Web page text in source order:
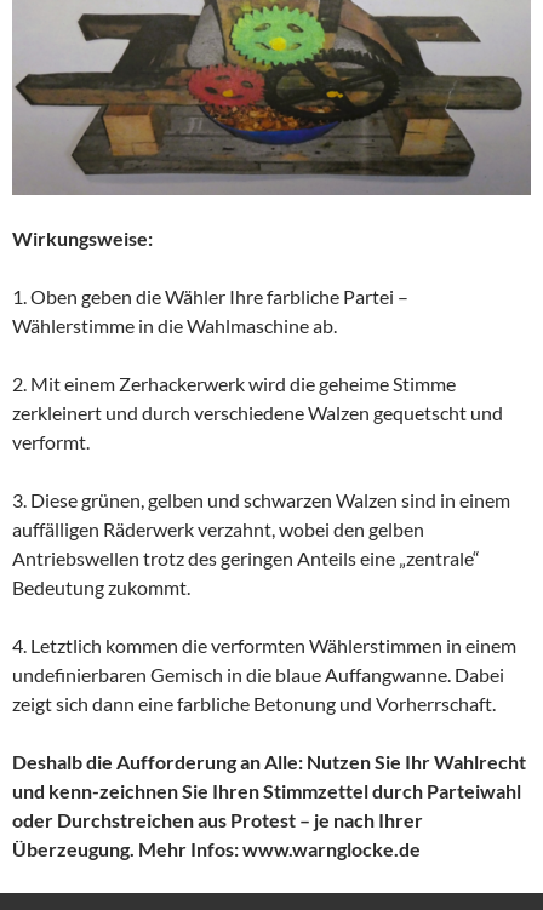
Wirkungsweise:
1. Oben geben die Wähler Ihre farbliche Partei –
Wählerstimme in die Wahlmaschine ab.
2. Mit einem Zerhackerwerk wird die geheime Stimme
zerkleinert und durch verschiedene Walzen gequetscht und
verformt.
3. Diese grünen, gelben und schwarzen Walzen sind in einem
auffälligen Räderwerk verzahnt, wobei den gelben
Antriebswellen trotz des geringen Anteils eine „zentrale“
Bedeutung zukommt.
4. Letztlich kommen die verformten Wählerstimmen in einem
undefinierbaren Gemisch in die blaue Auffangwanne. Dabei
zeigt sich dann eine farbliche Betonung und Vorherrschaft.
Deshalb die Aufforderung an Alle: Nutzen Sie Ihr Wahlrecht
und kenn-zeichnen Sie Ihren Stimmzettel durch Parteiwahl
oder Durchstreichen aus Protest – je nach Ihrer
Überzeugung. Mehr Infos: www.warnglocke.de